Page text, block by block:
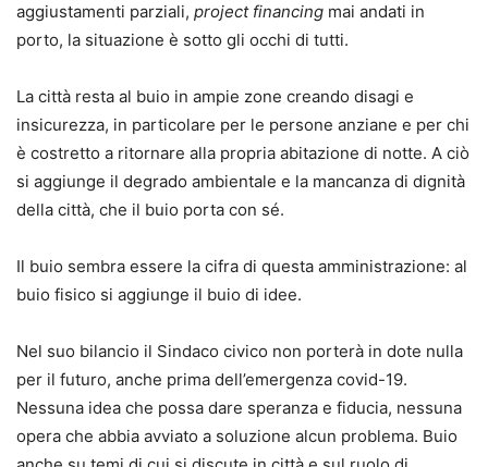
aggiustamenti parziali, project financing mai andati in
porto, la situazione è sotto gli occhi di tutti.
La città resta al buio in ampie zone creando disagi e
insicurezza, in particolare per le persone anziane e per chi
è costretto a ritornare alla propria abitazione di notte. A ciò
si aggiunge il degrado ambientale e la mancanza di dignità
della città, che il buio porta con sé.
Il buio sembra essere la cifra di questa amministrazione: al
buio fisico si aggiunge il buio di idee.
Nel suo bilancio il Sindaco civico non porterà in dote nulla
per il futuro, anche prima dell’emergenza covid-19.
Nessuna idea che possa dare speranza e fiducia, nessuna
opera che abbia avviato a soluzione alcun problema. Buio